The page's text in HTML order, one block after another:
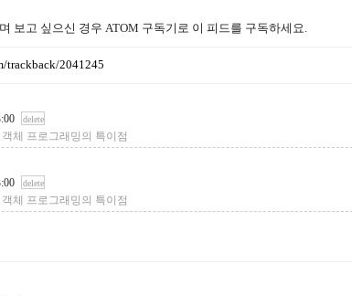
보고 싶으신 경우 ATOM 구독기로 이 피드를 구독하세요.
trackback/2041245
delete
객체 프로그래밍의 특이점
delete
객체 프로그래밍의 특이점